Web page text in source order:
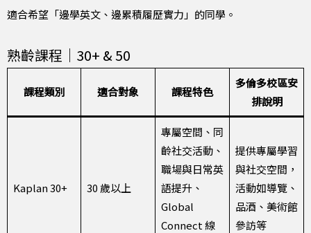
適合希望「邊學英文、邊累積履歷實力」的同學。
熟齡課程｜30+ & 50
課程類別 適合對象 課程特色
多倫多校區安
排說明
Kaplan 30+ 30 歲以上
專屬空間、同
齡社交活動、
職場與日常英
語提升、
Global
Connect 線
提供專屬學習
與社交空間，
活動如導覽、
品酒、美術館
參訪等